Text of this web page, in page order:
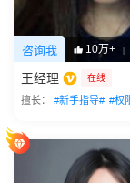
咨询我 10万+ |
王经理 在线
擅长： #新手指导# #权